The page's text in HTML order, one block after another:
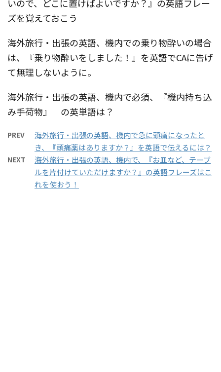
いので、どこに置けばよいですか？』の英語フレー
ズを覚えておこう
海外旅行・出張の英語、機内での乗り物酔いの場合
は、『乗り物酔いをしました！』を英語でCAに告げ
て無理しないように。
海外旅行・出張の英語、機内で必須、『機内持ち込
み手荷物』 の英単語は？
PREV
海外旅行・出張の英語、機内で急に頭痛になったと
き、『頭痛薬はありますか？』を英語で伝えるには？
NEXT
海外旅行・出張の英語、機内で、『お皿など、テーブ
ルを片付けていただけますか？』の英語フレーズはこ
れを使おう！